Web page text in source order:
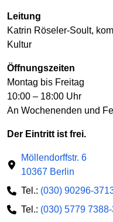
Leitung
Katrin Röseler-Soult,
Kultur
Öffnungszeiten
Montag bis Freitag
10:00 – 18:00 Uhr
An Wochenenden und
Der Eintritt ist frei.
Möllendorffstr. 6
10367 Berlin
Tel.: (030) 90296-
Tel.: (030) 5779